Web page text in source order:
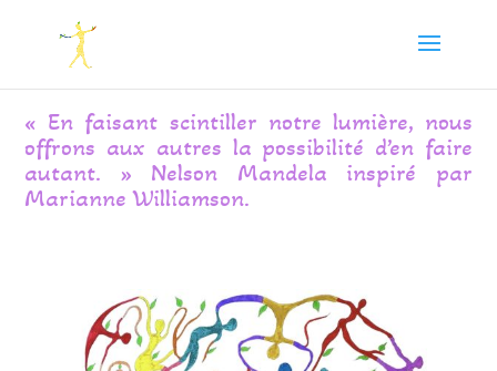
« En faisant scintiller notre lumière, nous
offrons aux autres la possibilité d’en faire
autant. » Nelson Mandela inspiré par
Marianne Williamson.